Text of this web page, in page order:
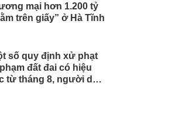
mại hơn 1.200 tỷ
trên giấy” ở Hà Tĩnh
số quy định xử phạt
đất đai có hiệu
từ tháng 8, người dân